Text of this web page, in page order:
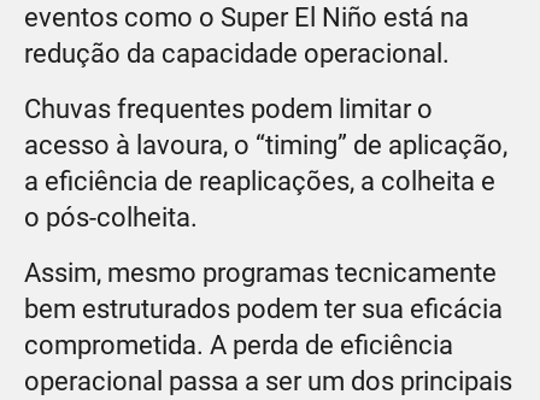
eventos como o Super El Niño está na
redução da capacidade operacional.
Chuvas frequentes podem limitar o
acesso à lavoura, o “timing” de aplicação,
a eficiência de reaplicações, a colheita e
o pós-colheita.
Assim, mesmo programas tecnicamente
bem estruturados podem ter sua eficácia
comprometida. A perda de eficiência
operacional passa a ser um dos principais